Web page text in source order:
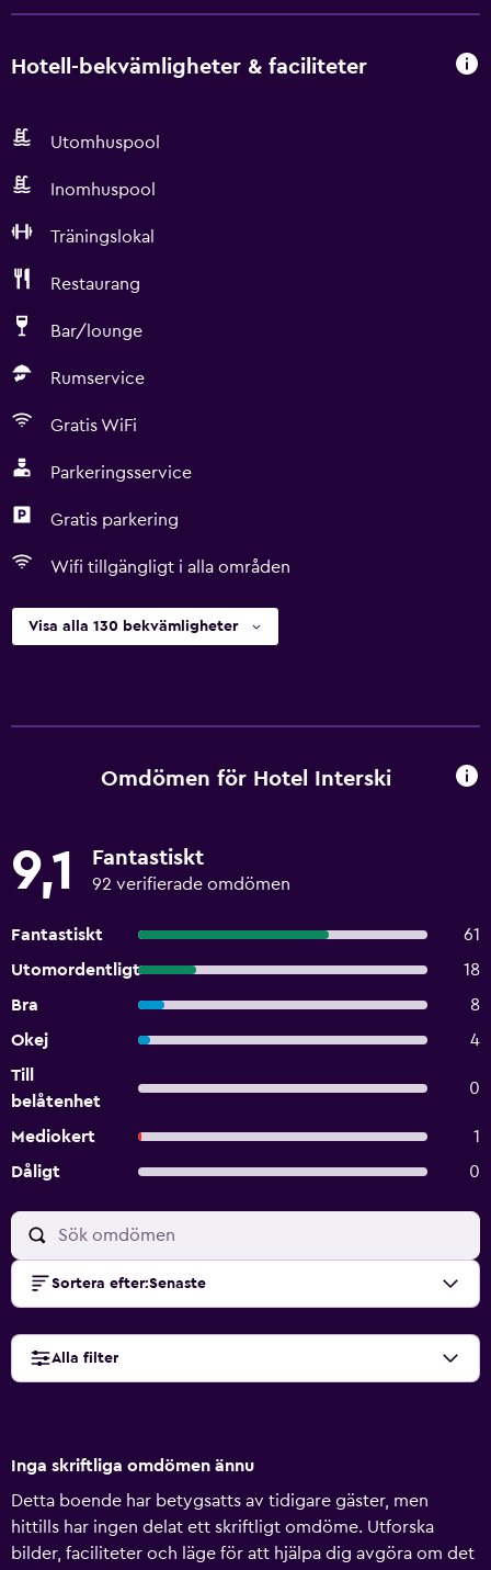
Hotell-bekvämligheter & faciliteter
Utomhuspool
Inomhuspool
Träningslokal
Restaurang
Bar/lounge
Rumservice
Gratis WiFi
Parkeringsservice
Gratis parkering
Wifi tillgängligt i alla områden
Visa alla 130 bekvämligheter
Omdömen för Hotel Interski
9,1 Fantastiskt
92 verifierade omdömen
Fantastiskt
61
Utomordentligt
18
Bra
8
Okej
4
Till
belåtenhet
0
Mediokert
1
Dåligt
0
Sortera efter:Senaste
Alla filter
Inga skriftliga omdömen ännu
Detta boende har betygsatts av tidigare gäster, men
hittills har ingen delat ett skriftligt omdöme. Utforska
bilder, faciliteter och läge för att hjälpa dig avgöra om det